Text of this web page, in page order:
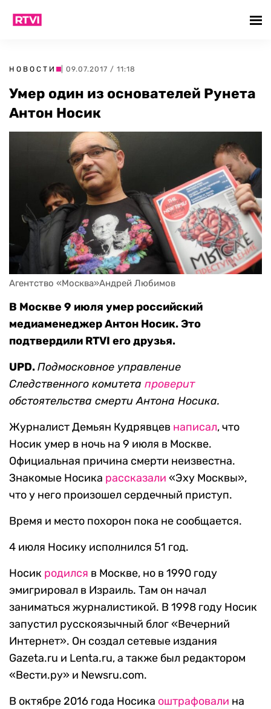
НОВОСТИ | 09.07.2017 / 11:18
Умер один из основателей Рунета
Антон Носик
Агентство «Москва»Андрей Любимов
В Москве 9 июля умер российский
медиаменеджер Антон Носик. Это
подтвердили RTVI его друзья.
UPD.Подмосковное управление
Следственного комитета проверит
обстоятельства смерти Антона Носика.
Журналист Демьян Кудрявцев написал, что
Носик умер в ночь на 9 июля в Москве.
Официальная причина смерти неизвестна.
Знакомые Носика рассказали «Эху Москвы»,
что у него произошел сердечный приступ.
Время и место похорон пока не сообщается.
4 июля Носику исполнился 51 год.
Носик родился в Москве, но в 1990 году
эмигрировал в Израиль. Там он начал
заниматься журналистикой. В 1998 году Носик
запустил русскоязычный блог «Вечерний
Интернет». Он создал сетевые издания
Gazeta.ru и Lenta.ru, а также был редактором
«Вести.ру» и Newsru.com.
В октябре 2016 года Носика оштрафовали на